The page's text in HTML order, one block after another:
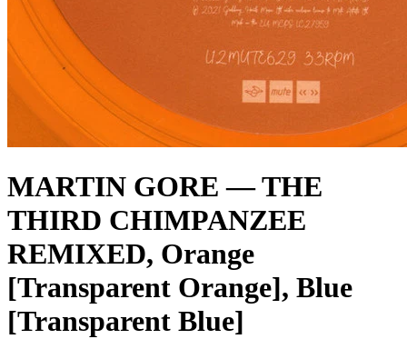
MARTIN GORE — THE
THIRD CHIMPANZEE
REMIXED, Orange
[Transparent Orange], Blue
[Transparent Blue]